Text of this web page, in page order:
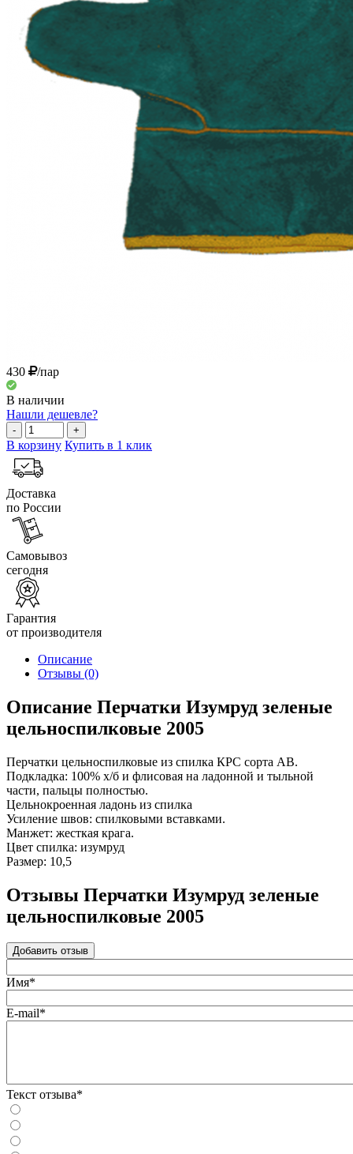
430 /пар
В наличии
Нашли дешевле?
- +
В корзину Купить в 1 клик
Доставка
по России
Самовывоз
сегодня
Гарантия
от производителя
Описание
Отзывы (0)
Описание Перчатки Изумруд зеленые
цельноспилковые 2005
Перчатки цельноспилковые из спилка КРС сорта АВ.
Подкладка: 100% х/б и флисовая на ладонной и тыльной
части, пальцы полностью.
Цельнокроенная ладонь из спилка
Усиление швов: спилковыми вставками.
Манжет: жесткая крага.
Цвет спилка: изумруд
Размер: 10,5
Отзывы Перчатки Изумруд зеленые
цельноспилковые 2005
Добавить отзыв
Имя*
E-mail*
Текст отзыва*